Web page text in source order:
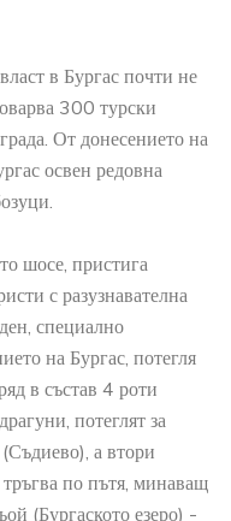
в Бургас почти не
300 турски
От донесението на
освен редовна
шосе, пристига
с разузнавателна
специално
на Бургас, потегля
в състав 4 роти
потеглят за
а втори
по пътя, минаващ
(Бургаското езеро) -